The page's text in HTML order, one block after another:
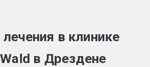
в клинике
в Дрездене